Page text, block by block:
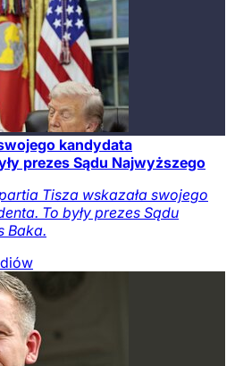
kandydata
prezes Sądu Najwyższego
Tisza wskazała swojego
To były prezes Sądu
Baka.